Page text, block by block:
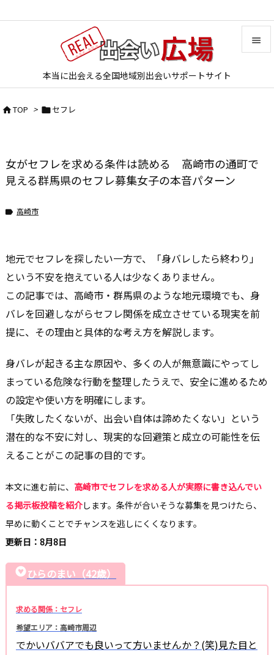
本当に出会える全国地域別出会いサポートサイト


TOP > セフレ
女がセフレを求める条件は読める 高崎市の通町で
見える群馬県のセフレ募集女子の本音パターン
 高崎市
地元でセフレを探したい一方で、「身バレしたら終わり」
という不安を抱えている人は少なくありません。
この記事では、高崎市・群馬県のような地元環境でも、身
バレを回避しながらセフレ関係を成立させている現実を前
提に、その理由と具体的な考え方を解説します。
身バレが起きる主な原因や、多くの人が無意識にやってし
まっている危険な行動を整理したうえで、安全に進めるため
の設定や使い方を明確にします。
「失敗したくないが、出会い自体は諦めたくない」という
潜在的な不安に対し、現実的な回避策と成立の可能性を伝
えることがこの記事の目的です。
本文に進む前に、 高崎市でセフレを求める人が実際に書き込んでい
る掲示板投稿を紹介します。条件が合いそうな募集を見つけたら、
早めに動くことでチャンスを逃しにくくなります。
更新日：8月8日
ひらのまい（42歳）
求める関係：セフレ
希望エリア：高崎市周辺
でかいババアでも良いって方いませんか？(笑)見た目と